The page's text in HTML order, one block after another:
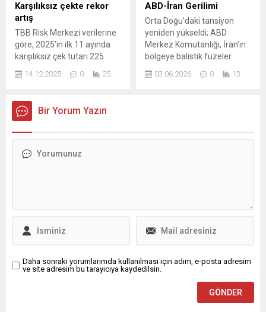
Karşılıksız çekte rekor
artış
TBB Risk Merkezi verilerine
göre, 2025’in ilk 11 ayında
karşılıksız çek tutarı 225
milyar TL’ye ulaştı. İki yıldaki
artış oranı yüzde 355 oldu.
14.12.2025 0 25
ABD-İran Gerilimi
Orta Doğu’daki tansiyon
yeniden yükseldi; ABD
Merkez Komutanlığı, İran’ın
bölgeye balistik füzeler
fırlattığını açıkladı. Karşılıklı
askerî hareketlilik sürerken,
03.06.2026 0 13
Bir Yorum Yazın
Daha sonraki yorumlarımda kullanılması için adım, e-posta adresim
ve site adresim bu tarayıcıya kaydedilsin.